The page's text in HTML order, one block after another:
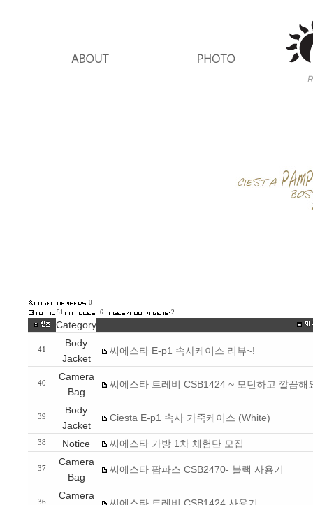
0
51
6 2
Category
41
Body
Jacket
씨에스타 E-p1 속사케이스 리뷰~!
40
Camera
Bag
씨에스타 트레비 CSB1424 ~ 모던하고 깔끔해
39
Body
Jacket
Ciesta E-p1 속사 가죽케이스 (White)
38 Notice 씨에스타 가방 1차 체험단 모집
37
Camera
Bag
씨에스타 팜파스 CSB2470- 블랙 사용기
36
Camera